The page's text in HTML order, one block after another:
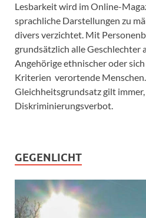
Lesbarkeit wird im Online-
sprachliche Darstellungen zu
divers verzichtet. Mit
grundsätzlich alle Geschlechter
Angehörige ethnischer oder
Kriterien verortende
Gleichheitsgrundsatz gilt immer,
Diskriminierungsverbot.
GEGENLICHT